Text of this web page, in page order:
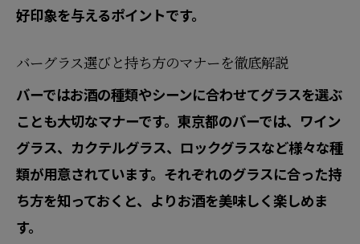
好印象を与えるポイントです。
バーグラス選びと持ち方のマナーを徹底解説
バーではお酒の種類やシーンに合わせてグラスを選ぶ
ことも大切なマナーです。東京都のバーでは、ワイン
グラス、カクテルグラス、ロックグラスなど様々な種
類が用意されています。それぞれのグラスに合った持
ち方を知っておくと、よりお酒を美味しく楽しめま
す。